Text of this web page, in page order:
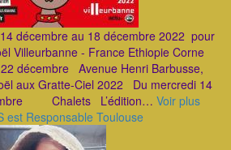
décembre au 18 décembre 2022 pour
Villeurbanne - France Ethiopie Corne
décembre Avenue Henri Barbusse,
aux Gratte-Ciel 2022 Du mercredi 14
Chalets L’édition… Voir plus
est Responsable Toulouse